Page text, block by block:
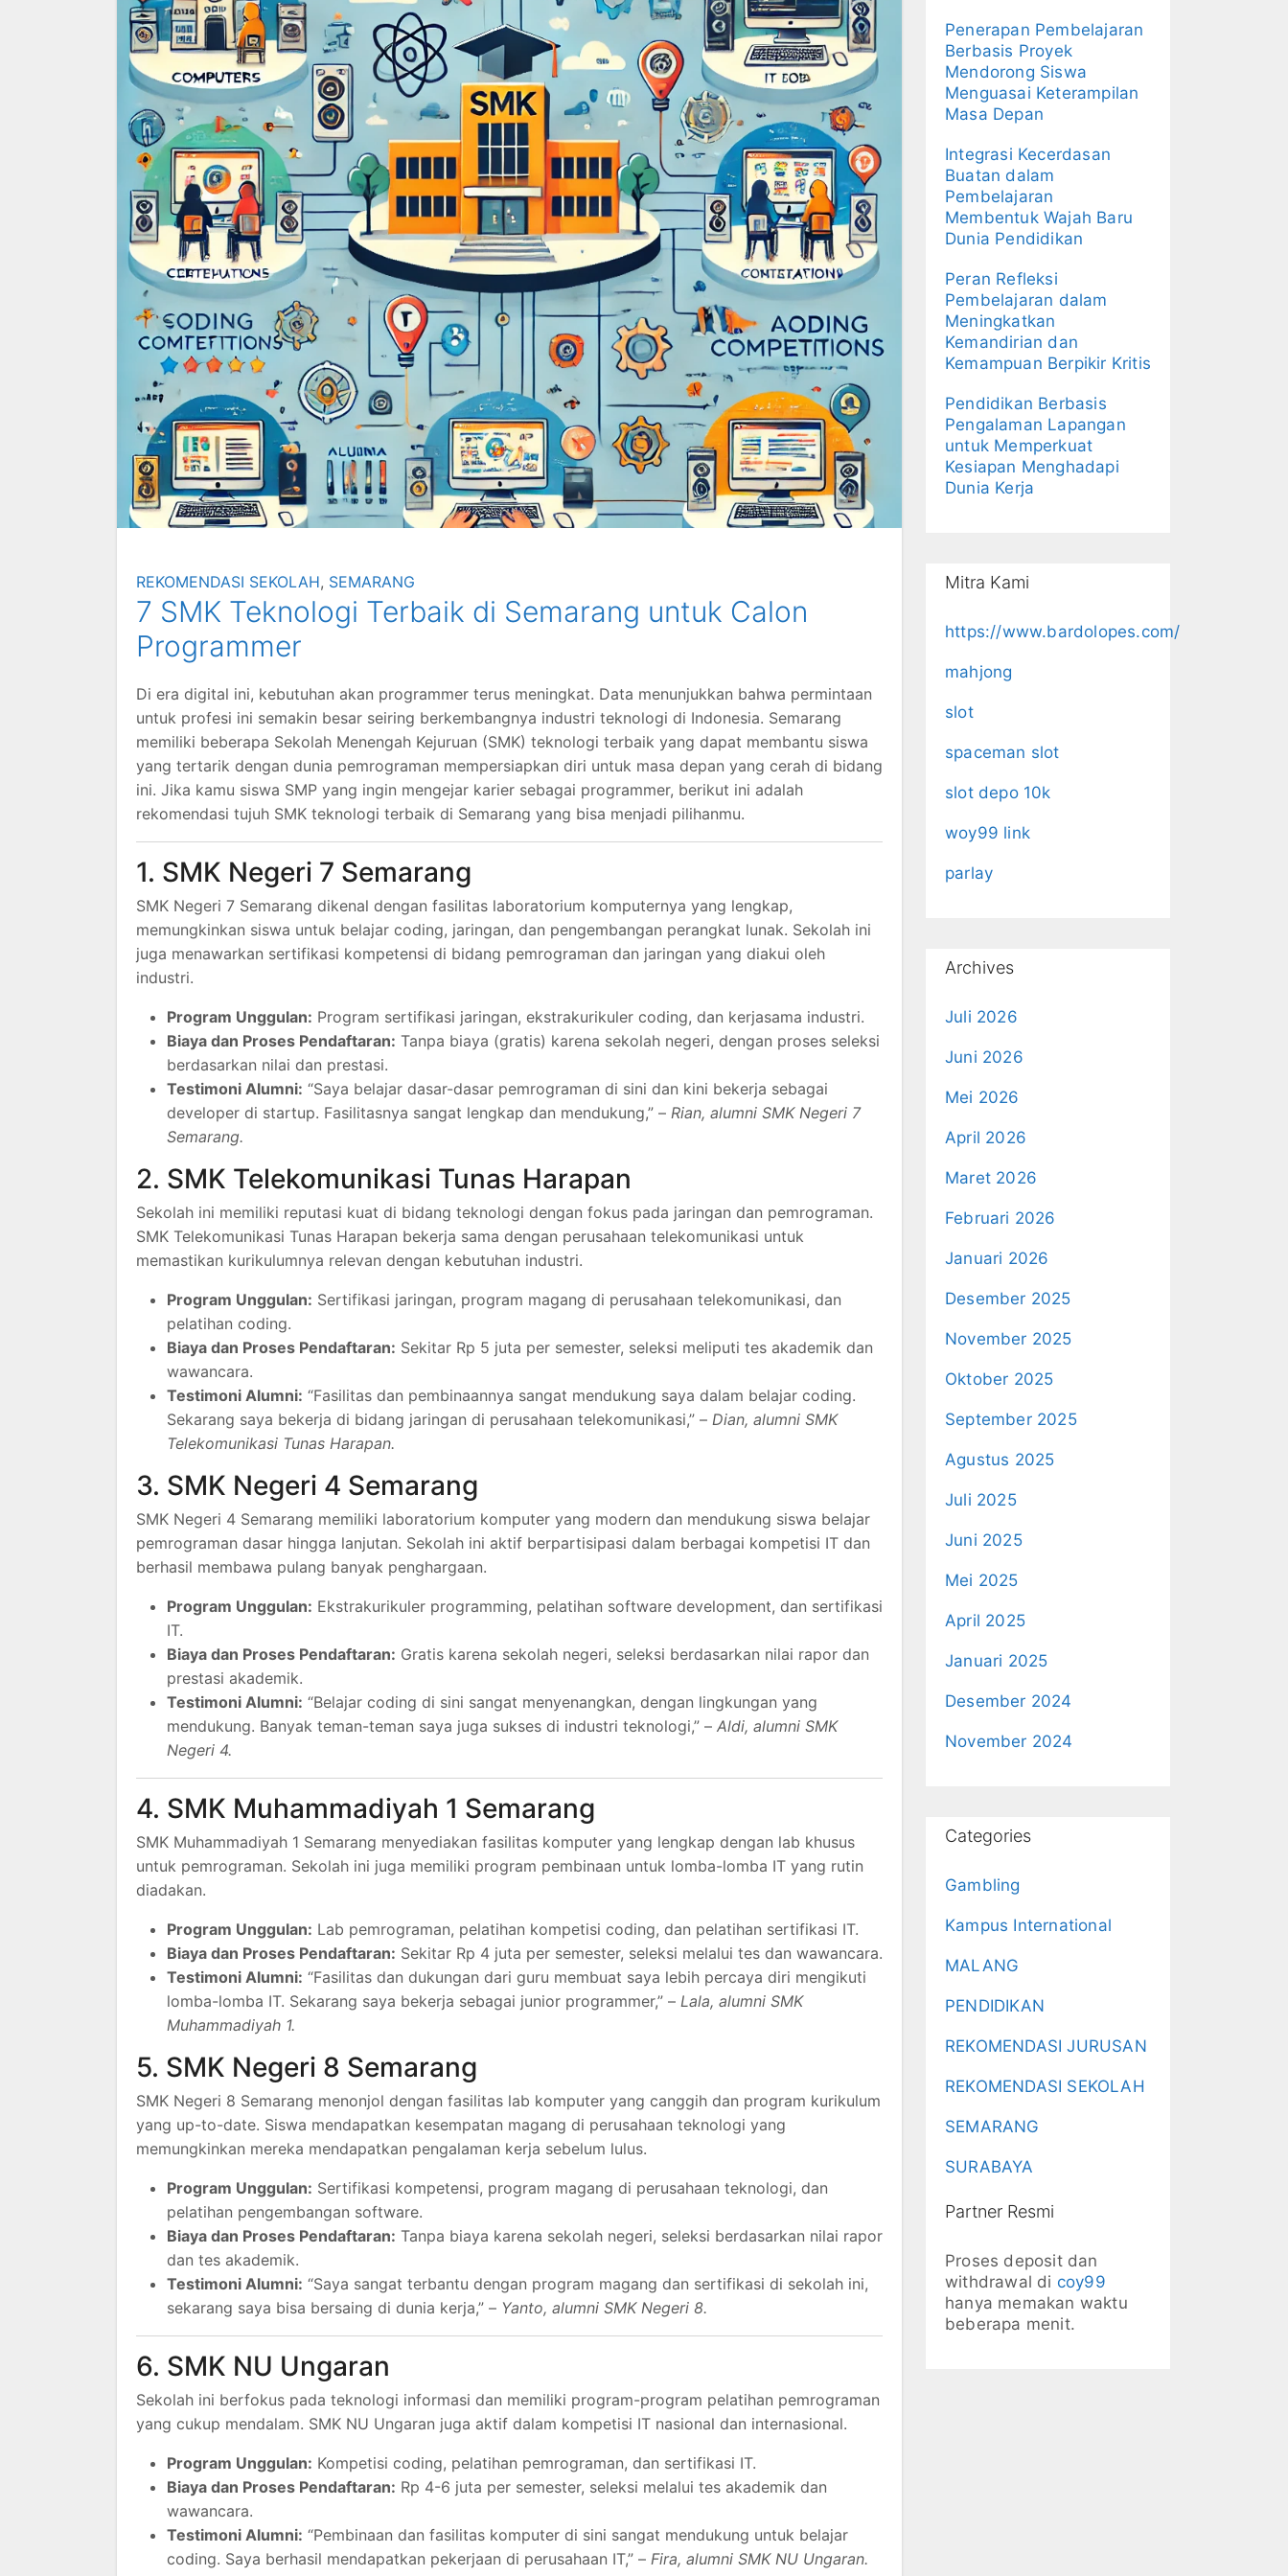
REKOMENDASI SEKOLAH, SEMARANG
7 SMK Teknologi Terbaik di Semarang untuk Calon
Programmer
Di era digital ini, kebutuhan akan programmer terus meningkat. Data menunjukkan bahwa permintaan
untuk profesi ini semakin besar seiring berkembangnya industri teknologi di Indonesia. Semarang
memiliki beberapa Sekolah Menengah Kejuruan (SMK) teknologi terbaik yang dapat membantu siswa
yang tertarik dengan dunia pemrograman mempersiapkan diri untuk masa depan yang cerah di bidang
ini. Jika kamu siswa SMP yang ingin mengejar karier sebagai programmer, berikut ini adalah
rekomendasi tujuh SMK teknologi terbaik di Semarang yang bisa menjadi pilihanmu.
1. SMK Negeri 7 Semarang
SMK Negeri 7 Semarang dikenal dengan fasilitas laboratorium komputernya yang lengkap,
memungkinkan siswa untuk belajar coding, jaringan, dan pengembangan perangkat lunak. Sekolah ini
juga menawarkan sertifikasi kompetensi di bidang pemrograman dan jaringan yang diakui oleh
industri.
Program Unggulan: Program sertifikasi jaringan, ekstrakurikuler coding, dan kerjasama industri.
Biaya dan Proses Pendaftaran: Tanpa biaya (gratis) karena sekolah negeri, dengan proses seleksi
berdasarkan nilai dan prestasi.
Testimoni Alumni: “Saya belajar dasar-dasar pemrograman di sini dan kini bekerja sebagai
developer di startup. Fasilitasnya sangat lengkap dan mendukung,” – Rian, alumni SMK Negeri 7
Semarang.
2. SMK Telekomunikasi Tunas Harapan
Sekolah ini memiliki reputasi kuat di bidang teknologi dengan fokus pada jaringan dan pemrograman.
SMK Telekomunikasi Tunas Harapan bekerja sama dengan perusahaan telekomunikasi untuk
memastikan kurikulumnya relevan dengan kebutuhan industri.
Program Unggulan: Sertifikasi jaringan, program magang di perusahaan telekomunikasi, dan
pelatihan coding.
Biaya dan Proses Pendaftaran: Sekitar Rp 5 juta per semester, seleksi meliputi tes akademik dan
wawancara.
Testimoni Alumni: “Fasilitas dan pembinaannya sangat mendukung saya dalam belajar coding.
Sekarang saya bekerja di bidang jaringan di perusahaan telekomunikasi,” – Dian, alumni SMK
Telekomunikasi Tunas Harapan.
3. SMK Negeri 4 Semarang
SMK Negeri 4 Semarang memiliki laboratorium komputer yang modern dan mendukung siswa belajar
pemrograman dasar hingga lanjutan. Sekolah ini aktif berpartisipasi dalam berbagai kompetisi IT dan
berhasil membawa pulang banyak penghargaan.
Program Unggulan: Ekstrakurikuler programming, pelatihan software development, dan sertifikasi
IT.
Biaya dan Proses Pendaftaran: Gratis karena sekolah negeri, seleksi berdasarkan nilai rapor dan
prestasi akademik.
Testimoni Alumni: “Belajar coding di sini sangat menyenangkan, dengan lingkungan yang
mendukung. Banyak teman-teman saya juga sukses di industri teknologi,” – Aldi, alumni SMK
Negeri 4.
4. SMK Muhammadiyah 1 Semarang
SMK Muhammadiyah 1 Semarang menyediakan fasilitas komputer yang lengkap dengan lab khusus
untuk pemrograman. Sekolah ini juga memiliki program pembinaan untuk lomba-lomba IT yang rutin
diadakan.
Program Unggulan: Lab pemrograman, pelatihan kompetisi coding, dan pelatihan sertifikasi IT.
Biaya dan Proses Pendaftaran: Sekitar Rp 4 juta per semester, seleksi melalui tes dan wawancara.
Testimoni Alumni: “Fasilitas dan dukungan dari guru membuat saya lebih percaya diri mengikuti
lomba-lomba IT. Sekarang saya bekerja sebagai junior programmer,” – Lala, alumni SMK
Muhammadiyah 1.
5. SMK Negeri 8 Semarang
SMK Negeri 8 Semarang menonjol dengan fasilitas lab komputer yang canggih dan program kurikulum
yang up-to-date. Siswa mendapatkan kesempatan magang di perusahaan teknologi yang
memungkinkan mereka mendapatkan pengalaman kerja sebelum lulus.
Program Unggulan: Sertifikasi kompetensi, program magang di perusahaan teknologi, dan
pelatihan pengembangan software.
Biaya dan Proses Pendaftaran: Tanpa biaya karena sekolah negeri, seleksi berdasarkan nilai rapor
dan tes akademik.
Testimoni Alumni: “Saya sangat terbantu dengan program magang dan sertifikasi di sekolah ini,
sekarang saya bisa bersaing di dunia kerja,” – Yanto, alumni SMK Negeri 8.
6. SMK NU Ungaran
Sekolah ini berfokus pada teknologi informasi dan memiliki program-program pelatihan pemrograman
yang cukup mendalam. SMK NU Ungaran juga aktif dalam kompetisi IT nasional dan internasional.
Program Unggulan: Kompetisi coding, pelatihan pemrograman, dan sertifikasi IT.
Biaya dan Proses Pendaftaran: Rp 4-6 juta per semester, seleksi melalui tes akademik dan
wawancara.
Testimoni Alumni: “Pembinaan dan fasilitas komputer di sini sangat mendukung untuk belajar
coding. Saya berhasil mendapatkan pekerjaan di perusahaan IT,” – Fira, alumni SMK NU Ungaran.
Penerapan Pembelajaran
Berbasis Proyek
Mendorong Siswa
Menguasai Keterampilan
Masa Depan
Integrasi Kecerdasan
Buatan dalam
Pembelajaran
Membentuk Wajah Baru
Dunia Pendidikan
Peran Refleksi
Pembelajaran dalam
Meningkatkan
Kemandirian dan
Kemampuan Berpikir Kritis
Pendidikan Berbasis
Pengalaman Lapangan
untuk Memperkuat
Kesiapan Menghadapi
Dunia Kerja
Mitra Kami
https://www.bardolopes.com/
mahjong
slot
spaceman slot
slot depo 10k
woy99 link
parlay
Archives
Juli 2026
Juni 2026
Mei 2026
April 2026
Maret 2026
Februari 2026
Januari 2026
Desember 2025
November 2025
Oktober 2025
September 2025
Agustus 2025
Juli 2025
Juni 2025
Mei 2025
April 2025
Januari 2025
Desember 2024
November 2024
Categories
Gambling
Kampus International
MALANG
PENDIDIKAN
REKOMENDASI JURUSAN
REKOMENDASI SEKOLAH
SEMARANG
SURABAYA
Partner Resmi
Proses deposit dan
withdrawal di coy99
hanya memakan waktu
beberapa menit.